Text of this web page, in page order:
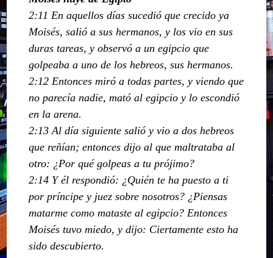
2:11 En aquellos días sucedió que crecido ya
Moisés, salió a sus hermanos, y los vio en sus
duras tareas, y observó a un egipcio que
golpeaba a uno de los hebreos, sus hermanos.
2:12 Entonces miró a todas partes, y viendo que
no parecía nadie, mató al egipcio y lo escondió
en la arena.
2:13 Al día siguiente salió y vio a dos hebreos
que reñían; entonces dijo al que maltrataba al
otro: ¿Por qué golpeas a tu prójimo?
2:14 Y él respondió: ¿Quién te ha puesto a ti
por príncipe y juez sobre nosotros? ¿Piensas
matarme como mataste al egipcio? Entonces
Moisés tuvo miedo, y dijo: Ciertamente esto ha
sido descubierto.